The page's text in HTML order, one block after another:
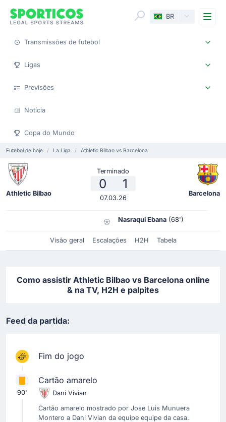
BR
Transmissões de futebol
Ligas
Previsões
Notícia
Copa do Mundo
Futebol de hoje La Liga Athletic Bilbao vs Barcelona
Athletic Bilbao
Terminado
0 1
07.03.26
Barcelona
Nasraqui Ebana (68')
Visão geral Escalações H2H Tabela
Como assistir Athletic Bilbao vs Barcelona online
& na TV, H2H e palpites
Feed da partida:
Fim do jogo
90'
Cartão amarelo
Dani Vivian
Cartão amarelo mostrado por Jose Luis Munuera
Montero a Dani Vivian da equipe equipe da casa.